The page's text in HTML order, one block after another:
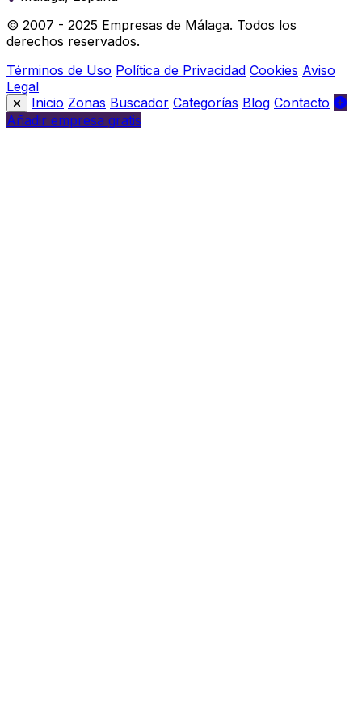
© 2007 - 2025 Empresas de Málaga. Todos los
derechos reservados.
Términos de Uso Política de Privacidad Cookies Aviso
Legal
Inicio Zonas Buscador Categorías Blog Contacto
Añadir empresa gratis